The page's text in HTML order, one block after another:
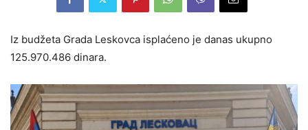
Iz budžeta Grada Leskovca isplaćeno je danas ukupno
125.970.486 dinara.